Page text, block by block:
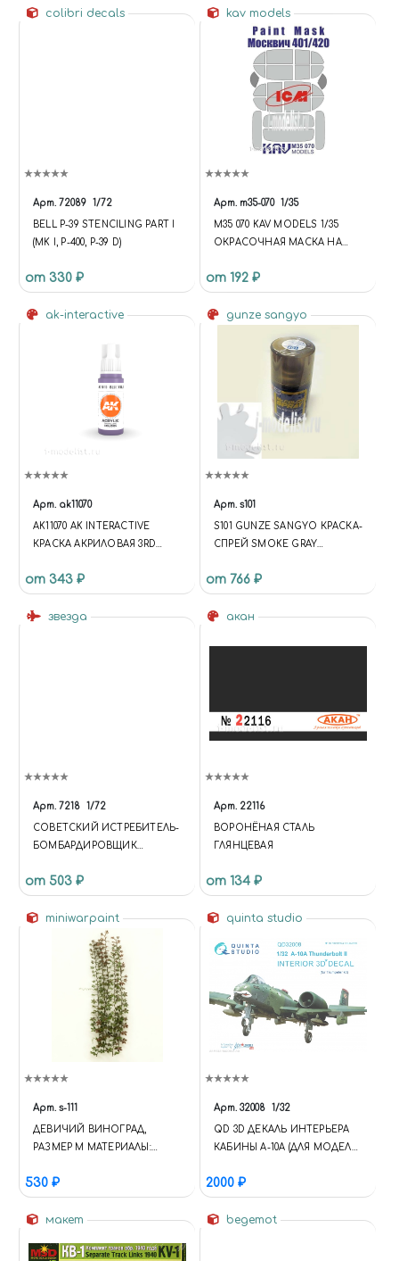
colibri decals
Арт. 72089 1/72
BELL Р-39 STENCILING PART I
(MK I, P-400, P-39 D)
от 330 ₽
kav models
Арт. m35-070 1/35
M35 070 KAV MODELS 1/35
ОКРАСОЧНАЯ МАСКА НА
401/420 (ICM)
от 192 ₽
ak-interactive
Арт. ak11070
AK11070 AK INTERACTIVE
КРАСКА АКРИЛОВАЯ 3RD
17ML / СИНЕ-ФИОЛЕТОВЫЙ
от 343 ₽
gunze sangyo
Арт. s101
S101 GUNZE SANGYO КРАСКА-
СПРЕЙ SMOKE GRAY
от 766 ₽
звезда
Арт. 7218 1/72
СОВЕТСКИЙ ИСТРЕБИТЕЛЬ-
БОМБАРДИРОВЩИК
от 503 ₽
акан
Арт. 22116
ВОРОНЁНАЯ СТАЛЬ
ГЛЯНЦЕВАЯ
от 134 ₽
miniwarpaint
Арт. s-111
ДЕВИЧИЙ ВИНОГРАД,
РАЗМЕР М МАТЕРИАЛЫ:
530 ₽
quinta studio
Арт. 32008 1/32
QD 3D ДЕКАЛЬ ИНТЕРЬЕРА
КАБИНЫ A-10A (ДЛЯ МОДЕЛИ
2000 ₽
макет begemot